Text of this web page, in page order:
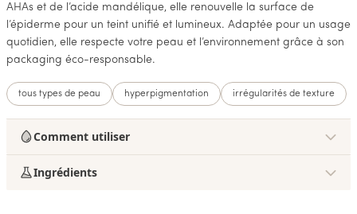
AHAs et de l’acide mandélique, elle renouvelle la surface de
l’épiderme pour un teint unifié et lumineux. Adaptée pour un usage
quotidien, elle respecte votre peau et l’environnement grâce à son
packaging éco-responsable.
tous types de peau hyperpigmentation irrégularités de texture
Comment utiliser
Ingrédients